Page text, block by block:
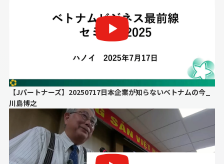
【Jパートナーズ】20250717日本企業が知らないベトナムの今_
川島博之